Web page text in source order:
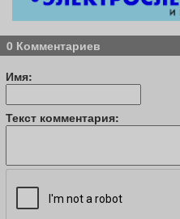
0 Комментариев
Имя:
Текст комментария: